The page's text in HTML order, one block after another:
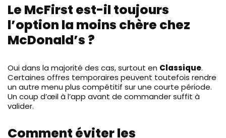
Le McFirst est-il toujours
l’option la moins chère chez
McDonald’s ?
Oui dans la majorité des cas, surtout en Classique.
Certaines offres temporaires peuvent toutefois rendre
un autre menu plus compétitif sur une courte période.
Un coup d’œil à l’app avant de commander suffit à
valider.
Comment éviter les